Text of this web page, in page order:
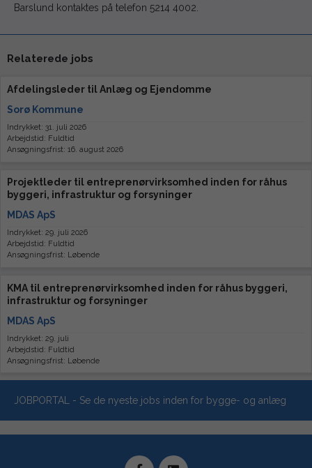
Barslund kontaktes på telefon 5214 4002.
Relaterede jobs
Afdelingsleder til Anlæg og Ejendomme
Sorø Kommune
Indrykket: 31. juli 2026
Arbejdstid: Fuldtid
Ansøgningsfrist: 16. august 2026
Projektleder til entreprenørvirksomhed inden for råhus
byggeri, infrastruktur og forsyninger
MDAS ApS
Indrykket: 29. juli 2026
Arbejdstid: Fuldtid
Ansøgningsfrist: Løbende
KMA til entreprenørvirksomhed inden for råhus byggeri,
infrastruktur og forsyninger
MDAS ApS
Indrykket: 29. juli
Arbejdstid: Fuldtid
Ansøgningsfrist: Løbende
JOBPORTAL - Se de nyeste jobs inden for bygge- og anlæg